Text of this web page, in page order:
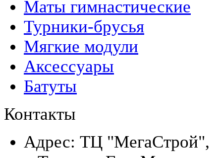
Маты гимнастические
Турники-брусья
Мягкие модули
Аксессуары
Батуты
Контакты
Адрес: ТЦ "МегаСтрой",